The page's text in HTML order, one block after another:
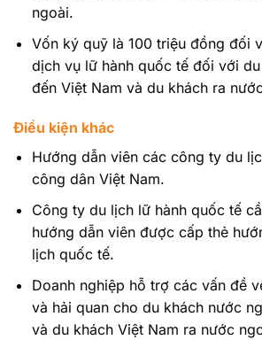
ngoài.
Vốn ký quỹ là 100 triệu đồng đối
dịch vụ lữ hành quốc tế đối với
đến Việt Nam và du khách ra
Điều kiện khác
Hướng dẫn viên các công ty du
công dân Việt Nam.
Công ty du lịch lữ hành quốc tế
hướng dẫn viên được cấp thẻ
lịch quốc tế.
Doanh nghiệp hỗ trợ các vấn đề
và hải quan cho du khách nước
và du khách Việt Nam ra nước